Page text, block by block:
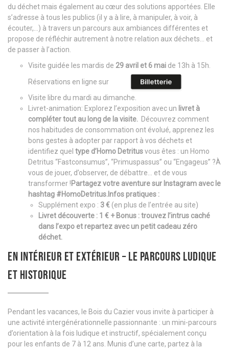
du déchet mais également au cœur des solutions apportées. Elle
s’adresse à tous les publics (il y a à lire, à manipuler, à voir, à
écouter,…) à travers un parcours aux ambiances différentes et
propose de réfléchir autrement à notre relation aux déchets… et
de passer à l’action.
Visite guidée les mardis de 29 avril et 6 mai de 13h à 15h.
Réservations en ligne sur
Visite libre du mardi au dimanche.
Livret-animation: Explorez l’exposition avec un livret à
compléter tout au long de la visite. Découvrez comment
nos habitudes de consommation ont évolué, apprenez les
bons gestes à adopter par rapport à vos déchets et
identifiez quel type d’Homo Detritusvous êtes : un Homo
Detritus “Fastconsumus”, “Primuspassus” ou “Engageus” ?À
vous de jouer, d’observer, de débattre… et de vous
transformer !Partagez votre aventure sur Instagram avec le
hashtag #HomoDetritus. Infos pratiques :
Supplément expo : 3 € (en plus de l’entrée au site)
Livret découverte : 1 € + Bonus : trouvez l’intrus caché
dans l’expo et repartez avec un petit cadeau zéro
déchet.
EN INTÉRIEUR ET EXTÉRIEUR – LE PARCOURS LUDIQUE
ET HISTORIQUE
Pendant les vacances, le Bois du Cazier vous invite à participer à
une activité intergénérationnelle passionnante : un mini-parcours
d’orientation à la fois ludique et instructif, spécialement conçu
pour les enfants de 7 à 12 ans. Munis d’une carte, partez à la